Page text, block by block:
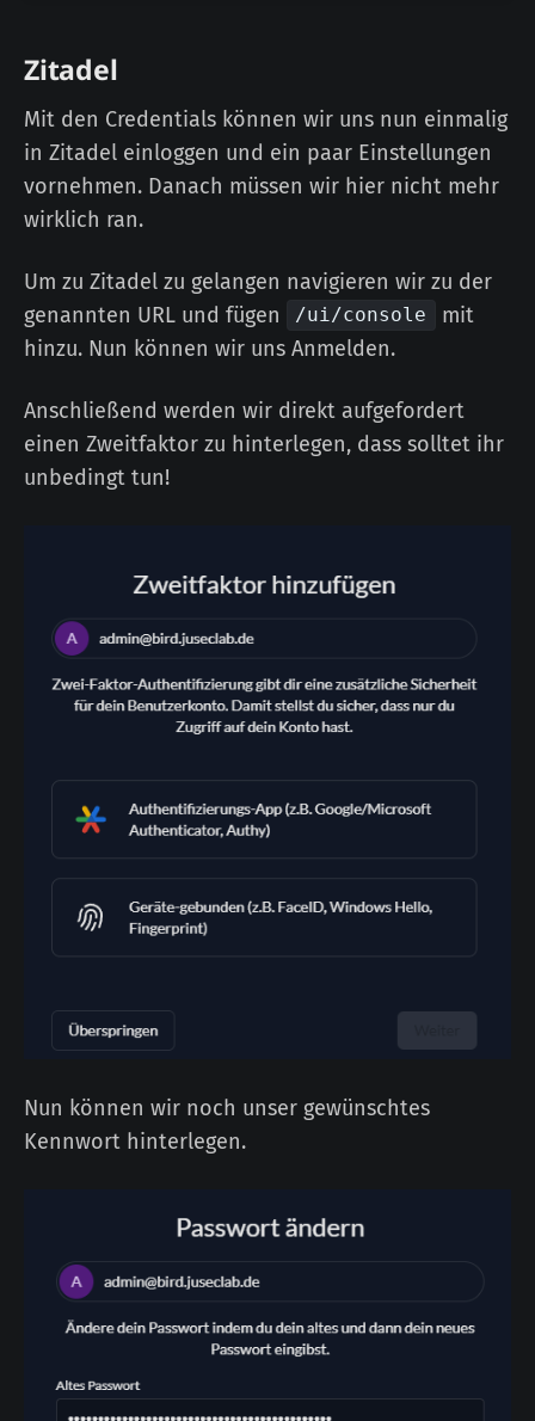
Zitadel
Mit den Credentials können wir uns nun einmalig
in Zitadel einloggen und ein paar Einstellungen
vornehmen. Danach müssen wir hier nicht mehr
wirklich ran.
Um zu Zitadel zu gelangen navigieren wir zu der
genannten URL und fügen
/ui/console
mit
hinzu. Nun können wir uns Anmelden.
Anschließend werden wir direkt aufgefordert
einen Zweitfaktor zu hinterlegen, dass solltet ihr
unbedingt tun!
Nun können wir noch unser gewünschtes
Kennwort hinterlegen.